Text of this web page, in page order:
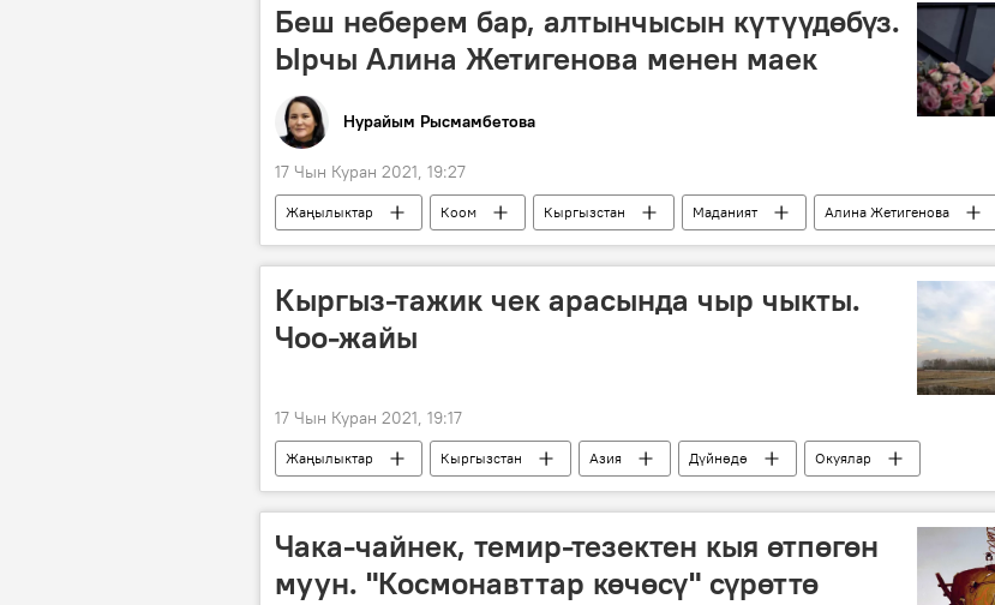
Беш неберем бар, алтынчысын күтүүдөбүз.
Ырчы Алина Жетигенова менен маек
Нурайым Рысмамбетова
17 Чын Куран 2021, 19:27
Жаңылыктар Коом Кыргызстан Маданият
Алина Жетигенова
ыр
чыгармачылык үй-бүлө обончу комуз
Манас
Кыргыз-тажик чек арасында чыр чыкты.
Чоо-жайы
17 Чын Куран 2021, 19:17
Жаңылыктар Кыргызстан Азия Дүйнөдө
Окуялар
Тажикстан
Баткен жер Чыр-чатак
сүйлөшүүлөр
Чака-чайнек, темир-тезектен кыя өтпөгөн
муун. "Космонавттар көчөсү" сүрөттө